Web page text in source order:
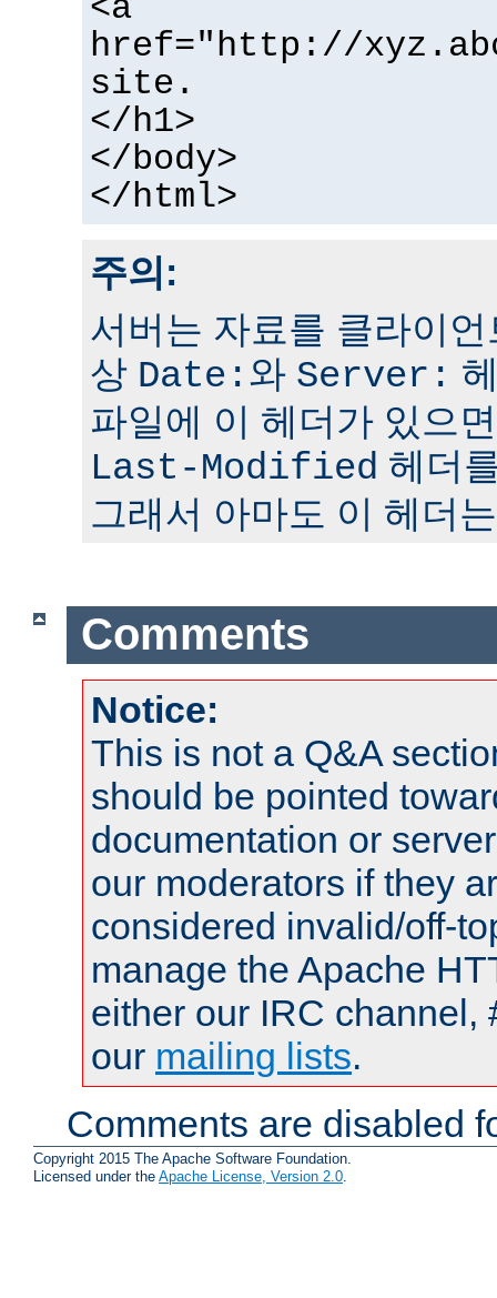
<a
href="http://
site.
</h1>
</body>
</html>
주의:
서버는 자료를 클라이
상 Date: 와 Server:
파일에 이 헤더가 있으
Last-Modified 헤더
그래서 아마도 이 헤더
Comments
Notice:
This is not a Q&A
should be pointed
documentation or
our moderators if they
considered invalid/off-
manage the Apache
either our IRC channel,
our mailing lists.
Comments are disabled
Copyright 2015 The Apache Software Foundation.
Licensed under the Apache License, Version 2.0